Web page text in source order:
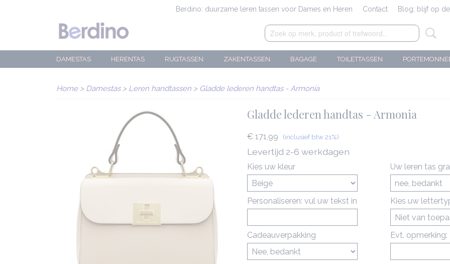
Berdino: duurzame leren tassen voor Dames en Heren Contact Blog; blijf op
DAMESTAS HERENTAS RUGTASSEN ZAKENTASSEN BAGAGE TOILETTASSEN
Home> Damestas> Leren handtassen > Gladde lederen handtas - Armonia
Gladde lederen handtas - Armonia
€ 171,99 (inclusief btw 21%)
Levertijd 2-6 werkdagen
Kies uw kleur Uw leren tas
Personaliseren: vul uw tekst in Kies uw
Cadeauverpakking Evt. opmerking: